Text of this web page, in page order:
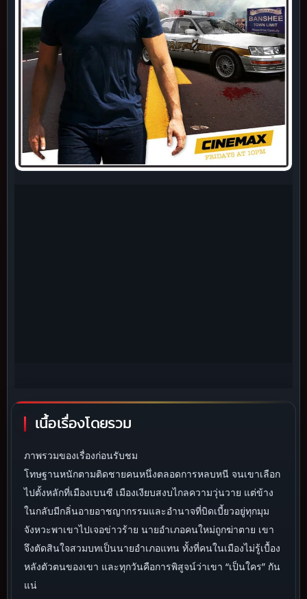
เนื้อเรื่องโดยรวม
ภาพรวมของเรื่องก่อนรับชม
โทษฐานหนักตามติดชายคนหนึ่งตลอดการหลบหนี จนเขาเลือก
ไปตั้งหลักที่เมืองเบนซี เมืองเงียบสงบไกลความวุ่นวาย แต่ข้าง
ในกลับมีกลิ่นอายอาชญากรรมและอำนาจที่บิดเบี้ยวอยู่ทุกมุม
จังหวะพาเขาไปเจอข่าวร้าย นายอำเภอคนใหม่ถูกฆ่าตาย เขา
จึงตัดสินใจสวมบทเป็นนายอำเภอแทน ทั้งที่คนในเมืองไม่รู้เบื้อง
หลังตัวตนของเขา และทุกวันคือการพิสูจน์ว่าเขา “เป็นใคร” กัน
แน่